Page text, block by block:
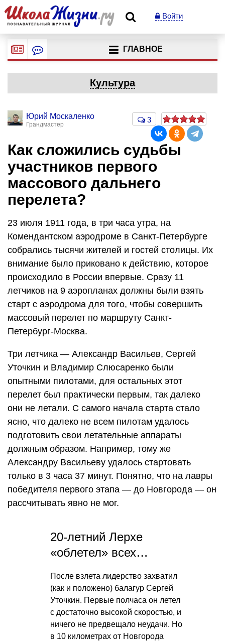
Войти
ГЛАВНОЕ
Культура
Юрий Москаленко
Грандмастер
3
Как сложились судьбы
участников первого
массового дальнего
перелета?
23 июля 1911 года, в три часа утра, на
Комендантском аэродроме в Санкт-Петербурге
собрались тысячи жителей и гостей столицы. Их
внимание было приковано к действию, которое
происходило в России впервые. Сразу 11
летчиков на 9 аэропланах должны были взять
старт с аэродрома для того, чтобы совершить
массовый перелет по маршруту Санкт-
Петербург-Москва.
Три летчика — Александр Васильев, Сергей
Уточкин и Владимир Слюсаренко были
опытными пилотами, для остальных этот
перелет был практически первым, так далеко
они не летали. С самого начала старта стало
ясно, что далеко не всем пилотам удалось
подготовить свои летательные аппараты
должным образом. Например, тому же
Александру Васильеву удалось стартовать
только в 3 часа 37 минут. Понятно, что на лавры
победителя первого этапа — до Новгорода — он
рассчитывать явно не мог.
20-летний Лерхе
«облетел» всех…
После взлета лидерство захватил
(как и положено) балагур Сергей
Уточкин. Первые полчаса он летел
с достаточно высокой скоростью, и
ничего не предвещало неудачи. Но
в 10 километрах от Новгорода